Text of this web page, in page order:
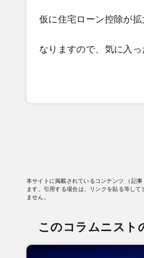
仮に住宅ローン控除が
なりますので、気に入
本サイトに掲載されているコンテンツ （記
ます。引用する場合は、リンクを貼る等し
ません。
このコラムニスト